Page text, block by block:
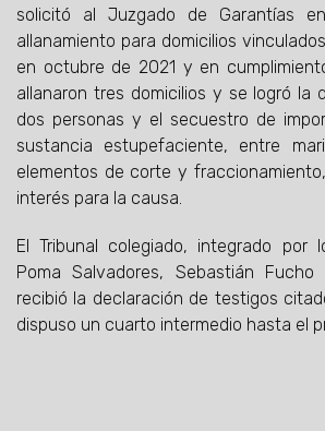
solicitó al Juzgado de Garantías
allanamiento para domicilios
en octubre de 2021 y en
allanaron tres domicilios y se logró la
dos personas y el secuestro de
sustancia estupefaciente, entre
elementos de corte y
interés para la causa.
El Tribunal colegiado, integrado por
Poma Salvadores, Sebastián
recibió la declaración de testigos
dispuso un cuarto intermedio hasta el